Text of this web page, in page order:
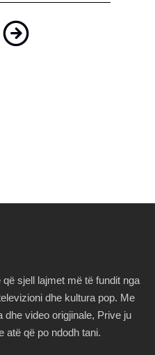
sjell lajmet më të fundit nga
dhe kultura pop. Me
video origjinale, Prive ju
atë që po ndodh tani.